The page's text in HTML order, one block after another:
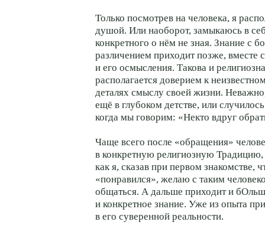
Только посмотрев на человека, я
душой. Или наоборот, замыкаюсь в
конкретного о нём не зная. Знание с
различением приходит позже, вместе
и его осмысления. Такова и
располагается доверием к
деталях смыслу своей жизни.
ещё в глубоком детстве, или
когда мы говорим: «Некто вдруг
Чаще всего после «обращения»
в конкретную религиозную Традицию,
как я, сказав при первом знакомстве,
«понравился», желаю с таким
общаться. А дальше приходит и
и конкретное знание. Уже из опыта
в его суверенной реальности.